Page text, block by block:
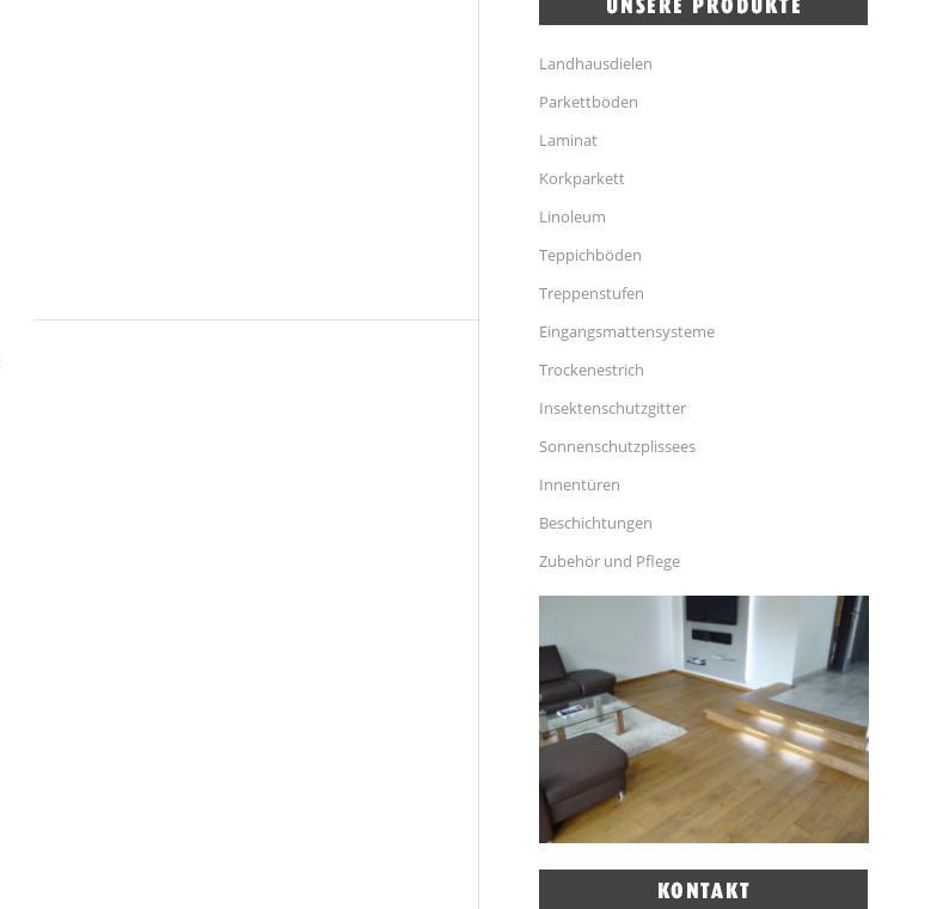
Landhausdielen
Parkettböden
Laminat
Korkparkett
Linoleum
Teppichböden
Treppenstufen
Eingangsmattensysteme
Trockenestrich
Insektenschutzgitter
Sonnenschutzplissees
Innentüren
Beschichtungen
Zubehör und Pflege